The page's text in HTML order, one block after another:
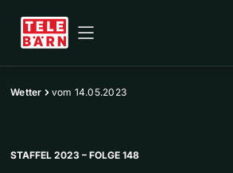
Wetter vom 14.05.2023
STAFFEL 2023 – FOLGE 148